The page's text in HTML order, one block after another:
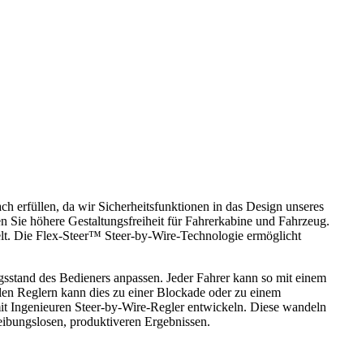
erfüllen, da wir Sicherheitsfunktionen in das Design unseres
höhere Gestaltungsfreiheit für Fahrerkabine und Fahrzeug.
Die Flex-Steer™ Steer-by-Wire-Technologie ermöglicht
des Bedieners anpassen. Jeder Fahrer kann so mit einem
Reglern kann dies zu einer Blockade oder zu einem
Ingenieuren Steer-by-Wire-Regler entwickeln. Diese wandeln
produktiveren Ergebnissen.